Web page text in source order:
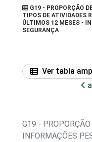
G19 - PROPORÇÃO
TIPOS DE ATIVIDADES
ÚLTIMOS 12 MESES -
SEGURANÇA
Ver tabla
G19 -
INFORMAÇÕES